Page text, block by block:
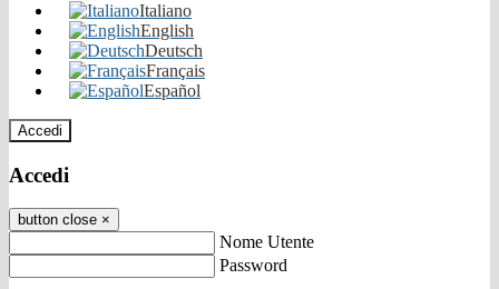
Italiano
English
Deutsch
Français
Español
Accedi
Accedi
button close ×
Nome Utente
Password